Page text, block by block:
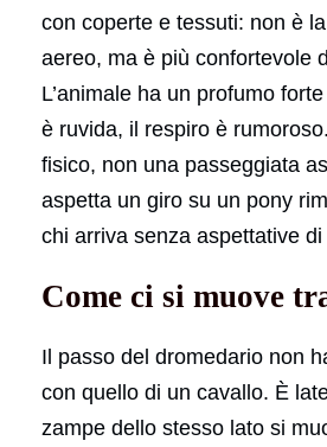
con coperte e tessuti: non è
aereo, ma è più confortevole
L’animale ha un profumo
è ruvida, il respiro è
fisico, non una passeggiata
aspetta un giro su un pony
chi arriva senza aspettative
Come ci si muove
Il passo del dromedario non
con quello di un cavallo. È
zampe dello stesso lato si